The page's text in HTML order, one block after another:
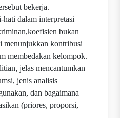
bekerja.
dalam interpretasi
bukan
menunjukkan kontribusi
membedakan kelompok.
jelas mencantumkan
jenis analisis
dan bagaimana
(priores, proporsi,